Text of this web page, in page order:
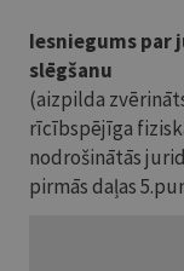
Iesniegums par
slēgšanu
(aizpilda
rīcībspējīga
nodrošinātās
pirmās daļas